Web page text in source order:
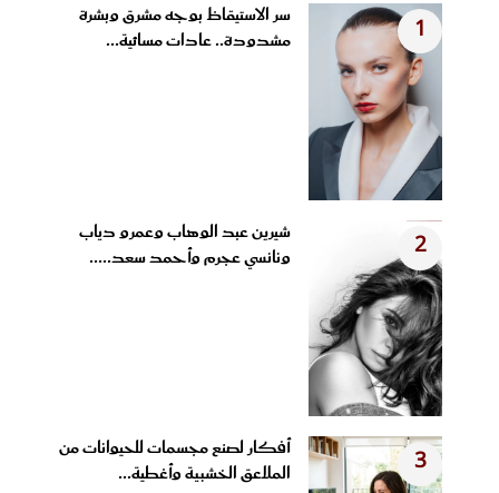
1
سر الاستيقاظ بوجه مشرق وبشرة
مشدودة.. عادات مسائية...
2
شيرين عبد الوهاب وعمرو دياب
ونانسي عجرم وأحمد سعد.....
3
أفكار لصنع مجسمات للحيوانات من
الملاعق الخشبية وأغطية...